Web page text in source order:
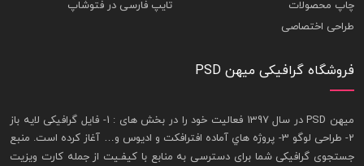
چاپ محصولات
طراحی اختصاصی
تایپ فارسی در فتوشاپ
فروشگاه گرافیکی میهن PSD
ميهن PSD در سال 1397 فعاليت خود را در بخش های : 1-
فايل گرافيکی لايه باز
2- طراحی لوگو 3- پروژه هاي آماده افترافکت و اديوس و… آغاز کرده است. منبع
جستجوی گرافيکی شما برای دسترسی به منابع با کيفـيت از جملهکارت ويزيت